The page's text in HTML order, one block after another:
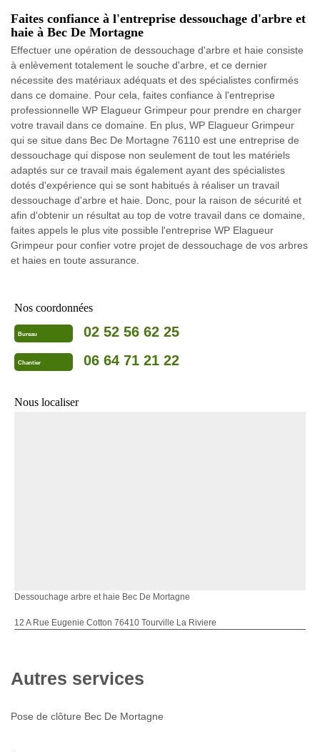
Faites confiance à l'entreprise dessouchage d'arbre et
haie à Bec De Mortagne
Effectuer une opération de dessouchage d'arbre et haie consiste
à enlèvement totalement le souche d'arbre, et ce dernier
nécessite des matériaux adéquats et des spécialistes confirmés
dans ce domaine. Pour cela, faites confiance à l'entreprise
professionnelle WP Elagueur Grimpeur pour prendre en charger
votre travail dans ce domaine. En plus, WP Elagueur Grimpeur
qui se situe dans Bec De Mortagne 76110 est une entreprise de
dessouchage qui dispose non seulement de tout les matériels
adaptés sur ce travail mais également ayant des spécialistes
dotés d'expérience qui se sont habitués à réaliser un travail
dessouchage d'arbre et haie. Donc, pour la raison de sécurité et
afin d'obtenir un résultat au top de votre travail dans ce domaine,
faites appels le plus vite possible l'entreprise WP Elagueur
Grimpeur pour confier votre projet de dessouchage de vos arbres
et haies en toute assurance.
Nos coordonnées
Bureau 02 52 56 62 25
Chantier 06 64 71 21 22
Nous localiser
Dessouchage arbre et haie Bec De Mortagne
12 A Rue Eugenie Cotton 76410 Tourville La Riviere
Autres services
Pose de clôture Bec De Mortagne